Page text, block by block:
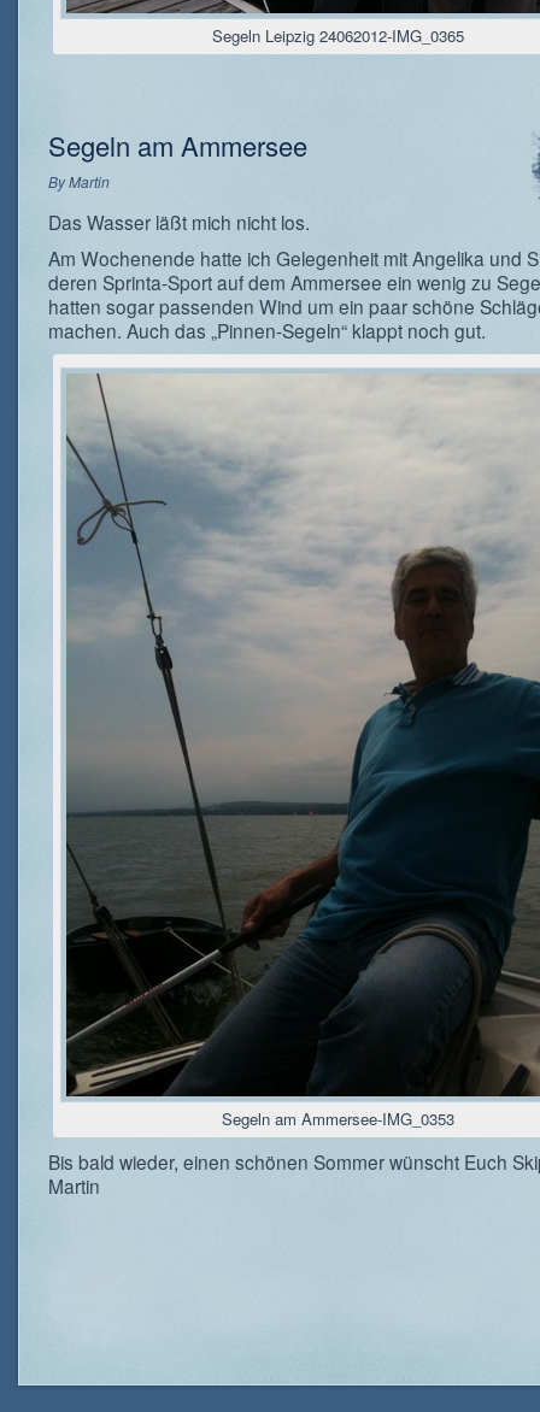
Segeln Leipzig 24062012-IMG_0365
Segeln am Ammersee
ByMartin
Das Wasser läßt mich nicht los.
Am Wochenende hatte ich Gelegenheit mit Angelika und
deren Sprinta-Sport auf dem Ammersee ein wenig zu
hatten sogar passenden Wind um ein paar schöne
machen. Auch das „Pinnen-Segeln“ klappt noch gut.
Segeln am Ammersee-IMG_0353
Bis bald wieder, einen schönen Sommer wünscht Euch
Martin